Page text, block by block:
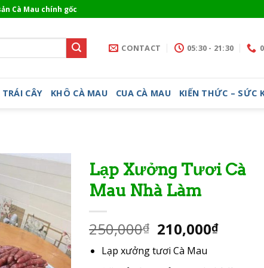
Cà Mau chính gốc
CONTACT 05:30 - 21:30
TRÁI CÂY KHÔ CÀ MAU CUA CÀ MAU KIẾN THỨC – SỨC
wishlist
Lạp Xưởng Tươi Cà
Mau Nhà Làm
250,000₫ 210,000₫
Lạp xưởng tươi Cà Mau